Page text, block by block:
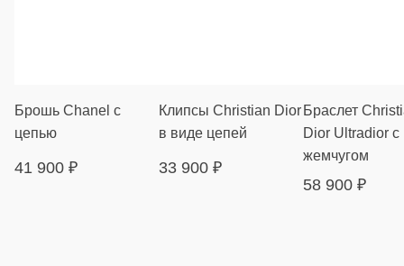
Брошь Chanel с
цепью
41 900 ₽
Клипсы Christian Dior
в виде цепей
33 900 ₽
Браслет
Dior Ultradior с
жемчугом
58 900 ₽